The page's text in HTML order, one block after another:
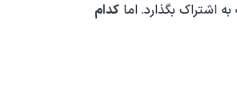
اشتراک بگذارد. اما کدام